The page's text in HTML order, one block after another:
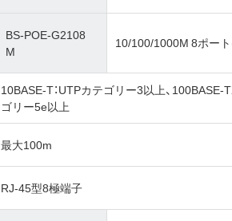
BS-POE-G2108
M
10/100/1000M 8ポー
10BASE-T：UTPカテゴリー3以上、100BASE-
ゴリー5e以上
最大100m
RJ-45型8極端子